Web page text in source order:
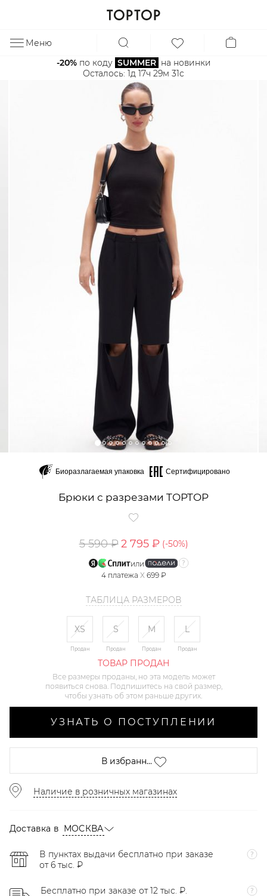
Меню
-20% по коду SUMMER на новинки
Осталось: 1д 17ч 29м 31с
Биоразлагаемая упаковка Сертифицировано
Брюки с разрезами TOPTOP
5 590 ₽ 2 795 ₽ (-50%)
или
4 платежа X 699 ₽
ТАБЛИЦА РАЗМЕРОВ
XS
Продан
S
Продан
M
Продан
L
Продан
ТОВАР ПРОДАН
Все размеры проданы, но эта модель может
появиться снова. Подпишитесь на свой размер,
чтобы узнать об этом раньше других.
УЗНАТЬ О ПОСТУПЛЕНИИ
В избранн...
Наличие в розничных магазинах
Доставка в МОСКВА
В пунктах выдачи бесплатно при заказе
от 6 тыс. ₽
Бесплатно при заказе от 12 тыс. ₽.